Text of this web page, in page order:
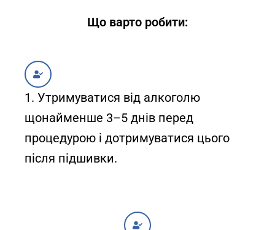
Що варто робити:
1. Утримуватися від алкоголю
щонайменше 3–5 днів перед
процедурою і дотримуватися цього
після підшивки.